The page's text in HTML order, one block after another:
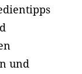
und